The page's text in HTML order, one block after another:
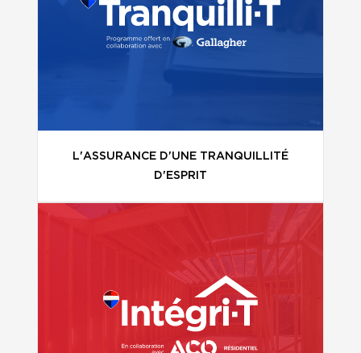
L'ASSURANCE D'UNE TRANQUILLITÉ
D'ESPRIT